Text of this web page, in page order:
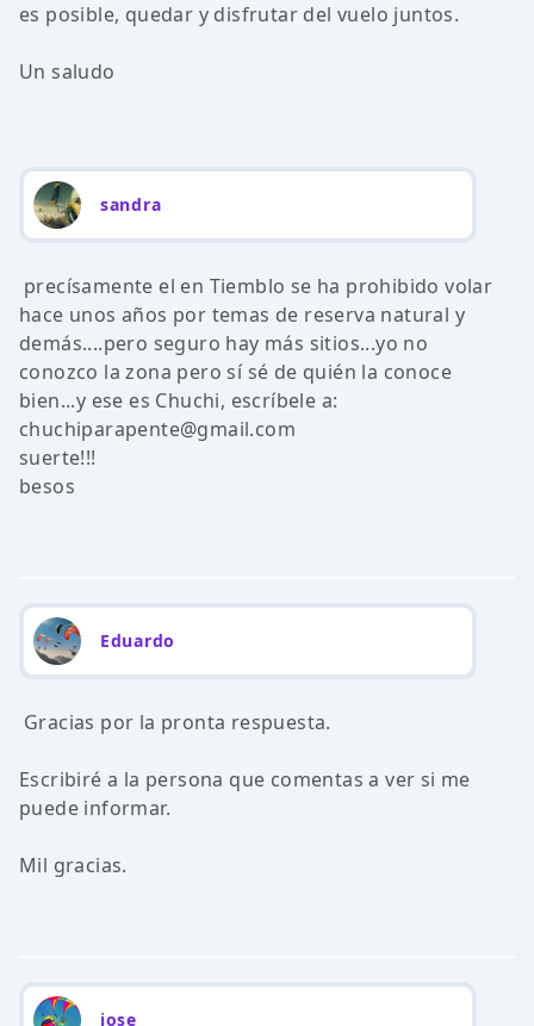
es posible, quedar y disfrutar del vuelo juntos.
Un saludo
sandra
precísamente el en Tiemblo se ha prohibido volar
hace unos años por temas de reserva natural y
demás....pero seguro hay más sitios...yo no
conozco la zona pero sí sé de quién la conoce
bien...y ese es Chuchi, escríbele a:
chuchiparapente@gmail.com
suerte!!!
besos
Eduardo
Gracias por la pronta respuesta.
Escribiré a la persona que comentas a ver si me
puede informar.
Mil gracias.
jose